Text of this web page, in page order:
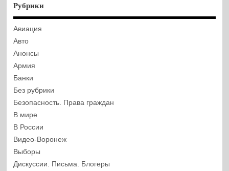
Рубрики
Авиация
Авто
Анонсы
Армия
Банки
Без рубрики
Безопасность. Права граждан
В мире
В России
Видео-Воронеж
Выборы
Дискуссии. Письма. Блогеры